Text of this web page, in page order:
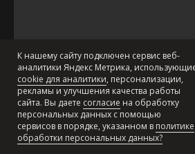
Записаться на
Посмотреть оригинал отзыва
К нашему сайту подключен сервис веб-
аналитики Яндекс Метрика,
cookie для аналитики, персонализации,
рекламы и улучшения качества работы
сайта. Вы даете согласие на обработку
персональных данных с помощью
сервисов в порядке, указанном в политике
обработки персональных данных?